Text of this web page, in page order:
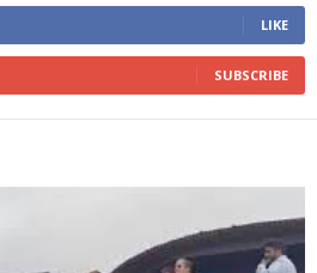
LIKE
SUBSCRIBE